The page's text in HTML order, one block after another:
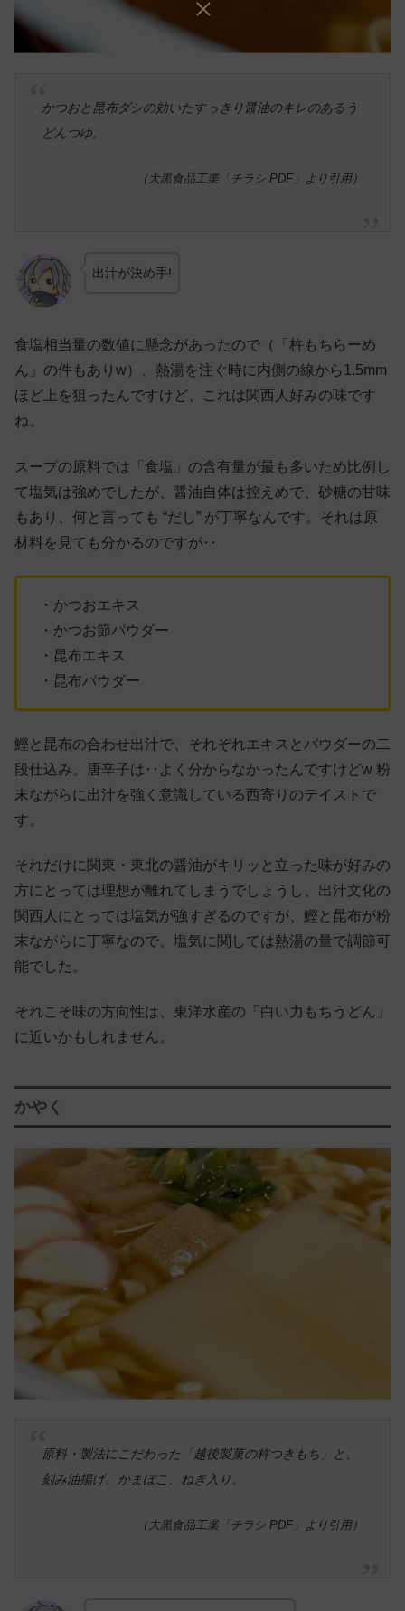
かつおと昆布ダシの効いたすっきり醤油のキレのあるう
どんつゆ。
（大黒食品工業「チラシ PDF」より引用）
出汁が決め手!
食塩相当量の数値に懸念があったので（「杵もちらーめ
ん」の件もありw）、熱湯を注ぐ時に内側の線から1.5mm
ほど上を狙ったんですけど、これは関西人好みの味です
ね。
スープの原料では「食塩」の含有量が最も多いため比例し
て塩気は強めでしたが、醤油自体は控えめで、砂糖の甘味
もあり、何と言っても “だし” が丁寧なんです。それは原
材料を見ても分かるのですが‥
・かつおエキス
・かつお節パウダー
・昆布エキス
・昆布パウダー
鰹と昆布の合わせ出汁で、それぞれエキスとパウダーの二
段仕込み。唐辛子は‥よく分からなかったんですけどw 粉
末ながらに出汁を強く意識している西寄りのテイストで
す。
それだけに関東・東北の醤油がキリッと立った味が好みの
方にとっては理想が離れてしまうでしょうし、出汁文化の
関西人にとっては塩気が強すぎるのですが、鰹と昆布が粉
末ながらに丁寧なので、塩気に関しては熱湯の量で調節可
能でした。
それこそ味の方向性は、東洋水産の「白い力もちうどん」
に近いかもしれません。
かやく
原料・製法にこだわった「越後製菓の杵つきもち」と、
刻み油揚げ、かまぼこ、ねぎ入り。
（大黒食品工業「チラシ PDF」より引用）